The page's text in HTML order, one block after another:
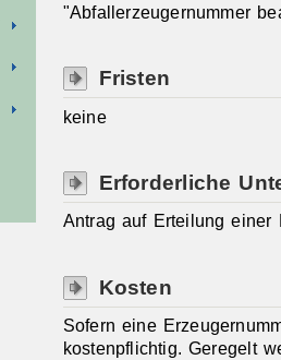
"Abfallerzeugernummer
Fristen
keine
Erforderliche
Antrag auf Erteilung einer
Kosten
Sofern eine
kostenpflichtig. Geregelt